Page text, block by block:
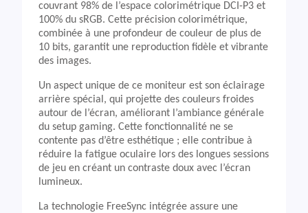
couvrant 98% de l’espace colorimétrique DCI-P3 et
100% du sRGB. Cette précision colorimétrique,
combinée à une profondeur de couleur de plus de
10 bits, garantit une reproduction fidèle et vibrante
des images.
Un aspect unique de ce moniteur est son éclairage
arrière spécial, qui projette des couleurs froides
autour de l’écran, améliorant l’ambiance générale
du setup gaming. Cette fonctionnalité ne se
contente pas d’être esthétique ; elle contribue à
réduire la fatigue oculaire lors des longues sessions
de jeu en créant un contraste doux avec l’écran
lumineux.
La technologie FreeSync intégrée assure une